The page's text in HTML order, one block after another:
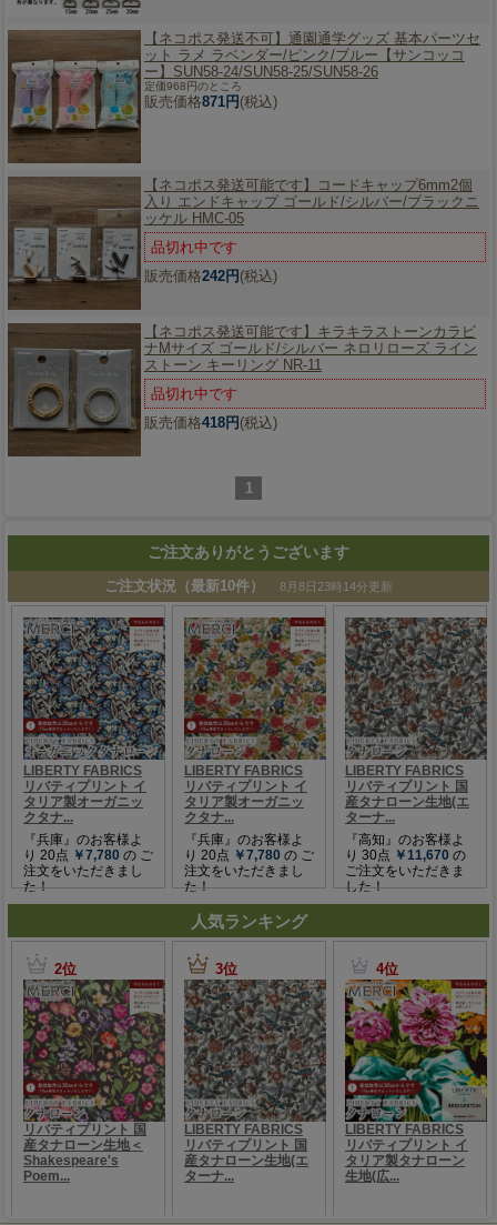
【ネコポス発送不可】 通園通学グッズ 基本パーツセ
ット ラメ ラベンダー/ピンク/ブルー【サンコッコ
ー】SUN58-24/SUN58-25/SUN58-26
定価968円のところ
販売価格871円(税込)
【ネコポス発送可能です】
コードキャップ6mm2個
入り エンドキャップ ゴールド/シルバー/ブラックニ
ッケル HMC-05
品切れ中です
販売価格242円(税込)
【ネコポス発送可能です】 キラキラストーンカラビ
ナMサイズ ゴールド/シルバー ネロリローズ ライン
ストーン キーリング NR-11
品切れ中です
販売価格418円(税込)
1
ご注文ありがとうございます
人気ランキング